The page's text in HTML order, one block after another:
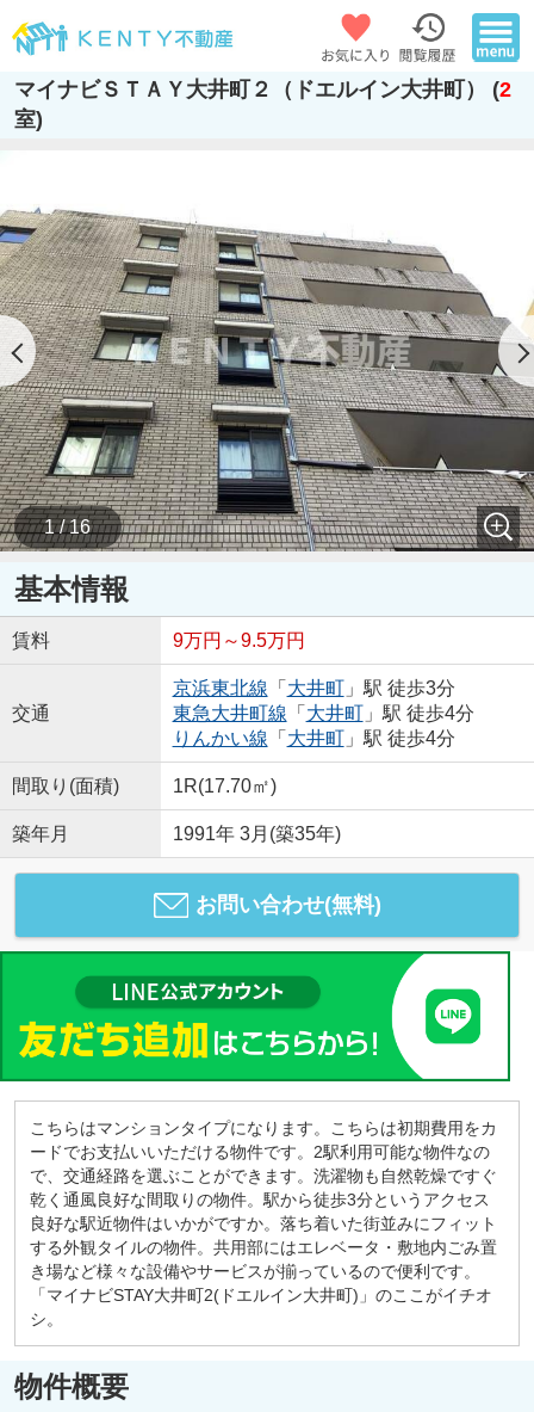
マイナビＳＴＡＹ大井町２（ドエルイン大井町） (2
室)
1 / 16
基本情報
賃料 9万円～9.5万円
交通
京浜東北線 「 大井町」駅 徒歩3分
東急大井町線 「 大井町」駅 徒歩4分
りんかい線 「 大井町」駅 徒歩4分
間取り(面積) 1R(17.70㎡)
築年月 1991年 3月(築35年)
お問い合わせ(無料)
こちらはマンションタイプになります。こちらは初期費用をカ
ードでお支払いいただける物件です。2駅利用可能な物件なの
で、交通経路を選ぶことができます。洗濯物も自然乾燥ですぐ
乾く通風良好な間取りの物件。駅から徒歩3分というアクセス
良好な駅近物件はいかがですか。落ち着いた街並みにフィット
する外観タイルの物件。共用部にはエレベータ・敷地内ごみ置
き場など様々な設備やサービスが揃っているので便利です。
「マイナビSTAY大井町2(ドエルイン大井町)」のここがイチオ
シ。
物件概要